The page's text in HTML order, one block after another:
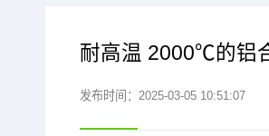
耐高温 2000℃的铝
发布时间：2025-03-05 10:51:07